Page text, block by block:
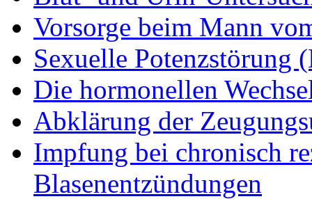
Vorsorge beim Mann
Sexuelle
Die hormonellen
Abklärung der
Impfung bei chronisch
Blasenentzündungen